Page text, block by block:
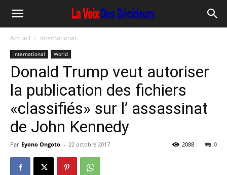
Accueil International
International World
Donald Trump veut autoriser
la publication des fichiers
«classifiés» sur l’ assassinat
de John Kennedy
Par Eyono Ongoto - 22 octobre 2017 0
2088